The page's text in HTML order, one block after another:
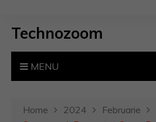
Technozoom
MENU
Home 2024 Februarie